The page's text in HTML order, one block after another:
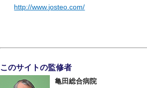
http://www.josteo.com/
このサイトの監修者
亀田総合病院